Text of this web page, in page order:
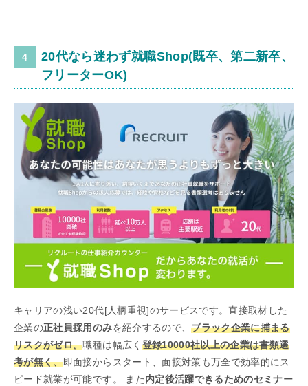
20代なら迷わず就職Shop(既卒、第二新卒、
フリーターOK)
キャリアの浅い20代[人柄重視]のサービスです。直接取材した
企業の正社員採用のみを紹介するので、ブラック企業に捕まる
リスクがゼロ。職種は幅広く 登録10000社以上の企業は書類選
考が無く、即面接からスタート、面接対策も万全で効率的にス
ピード就業が可能です。 また内定後活躍できるためのセミナー